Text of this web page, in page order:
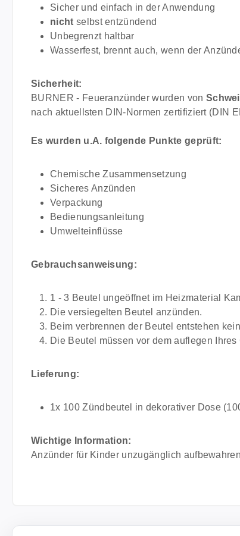
Sicher und einfach in der Anwendung
nicht selbst entzündend
Unbegrenzt haltbar
Wasserfest, brennt auch, wenn der
Sicherheit:
BURNER - Feueranzünder wurden von
nach aktuellsten DIN-Normen zertifiziert (DIN
Es wurden u.A. folgende Punkte geprüft:
Chemische Zusammensetzung
Sicheres Anzünden
Verpackung
Bedienungsanleitung
Umwelteinflüsse
Gebrauchsanweisung:
1 - 3 Beutel ungeöffnet im Heizmaterial
Die versiegelten Beutel anzünden.
Beim verbrennen der Beutel entstehen
Die Beutel müssen vor dem auflegen
Lieferung:
1x 100 Zündbeutel in dekorativer Dose
Wichtige Information:
Anzünder für Kinder unzugänglich